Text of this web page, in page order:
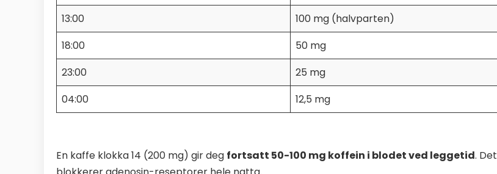
13:00
100 mg (halvparten)
18:00
50 mg
23:00
25 mg
04:00
12,5 mg
En kaffe klokka 14 (200 mg) gir deg fortsatt 50-100 mg koffein i blodet ved leggetid. Det